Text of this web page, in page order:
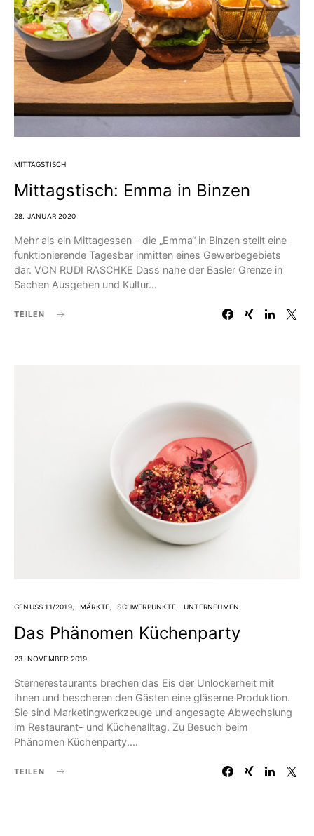
MITTAGSTISCH
Mittagstisch: Emma in Binzen
28. JANUAR 2020
Mehr als ein Mittagessen – die „Emma“ in Binzen stellt eine
funktionierende Tagesbar inmitten eines Gewerbegebiets
dar. VON RUDI RASCHKE Dass nahe der Basler Grenze in
Sachen Ausgehen und Kultur…
TEILEN
GENUSS 11/2019 MÄRKTE SCHWERPUNKTE UNTERNEHMEN
Das Phänomen Küchenparty
23. NOVEMBER 2019
Sternerestaurants brechen das Eis der Unlockerheit mit
ihnen und bescheren den Gästen eine gläserne Produktion.
Sie sind Marketingwerkzeuge und angesagte Abwechslung
im Restaurant- und Küchenalltag. Zu Besuch beim
Phänomen Küchenparty.…
TEILEN